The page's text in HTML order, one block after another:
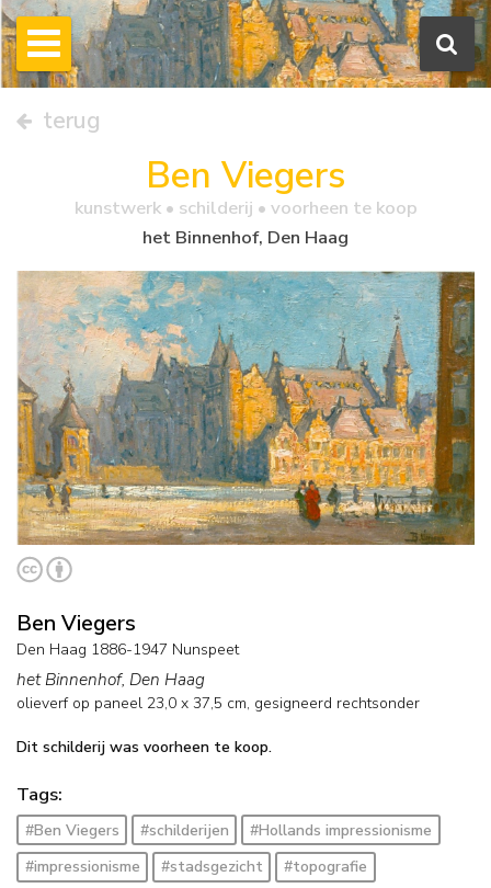
terug
Ben Viegers
kunstwerk • schilderij • voorheen te koop
het Binnenhof, Den Haag
Ben Viegers
Den Haag 1886-1947 Nunspeet
het Binnenhof, Den Haag
olieverf op paneel 23,0 x 37,5 cm, gesigneerd rechtsonder
Dit schilderij was voorheen te koop.
Tags:
#Ben Viegers #schilderijen
#Hollands impressionisme
#impressionisme
#stadsgezicht
#topografie